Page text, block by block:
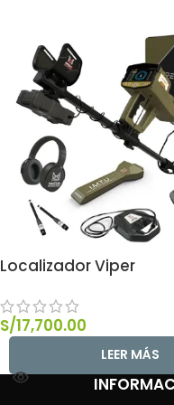
Localizador Viper
S/17,700.00
LEER MÁS